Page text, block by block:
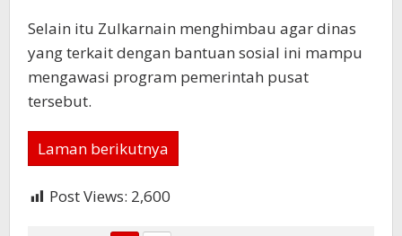
Selain itu Zulkarnain menghimbau agar dinas
yang terkait dengan bantuan sosial ini mampu
mengawasi program pemerintah pusat
tersebut.
Laman berikutnya
Post Views: 2,600